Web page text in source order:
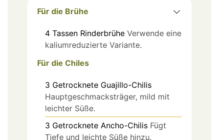
Für die Brühe
4 Tassen Rinderbrühe Verwende eine
kaliumreduzierte Variante.
Für die Chiles
3 Getrocknete Guajillo-Chilis
Hauptgeschmacksträger, mild mit
leichter Süße.
3 Getrocknete Ancho-Chilis Fügt
Tiefe und leichte Süße hinzu.